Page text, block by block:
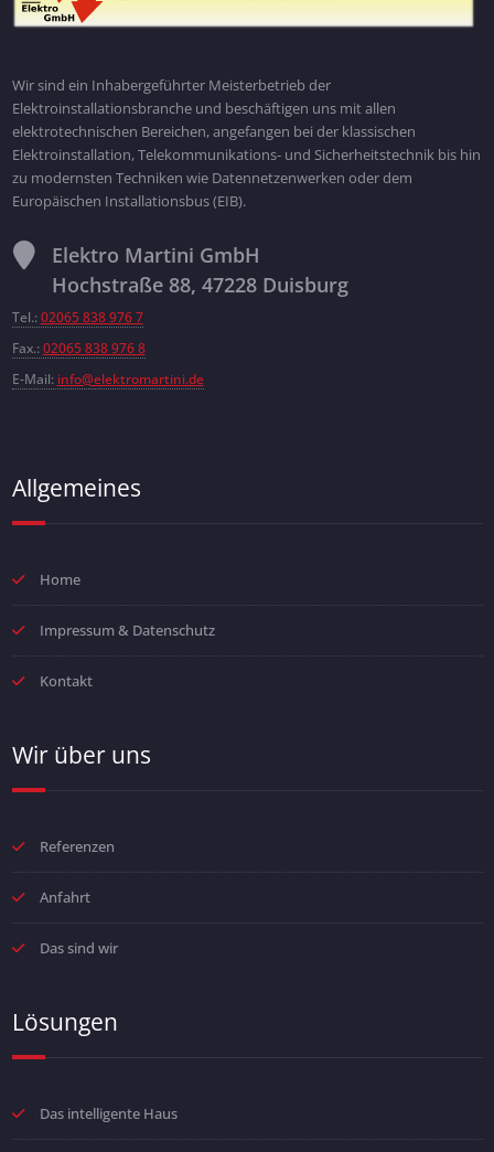
Wir sind ein Inhabergeführter Meisterbetrieb der
Elektroinstallationsbranche und beschäftigen uns mit allen
elektrotechnischen Bereichen, angefangen bei der klassischen
Elektroinstallation, Telekommunikations- und Sicherheitstechnik bis hin
zu modernsten Techniken wie Datennetzenwerken oder dem
Europäischen Installationsbus (EIB).
Elektro Martini GmbH
Hochstraße 88, 47228 Duisburg
Tel.: 02065 838 976 7
Fax.: 02065 838 976 8
E-Mail: info@elektromartini.de
Allgemeines
Home
Impressum & Datenschutz
Kontakt
Wir über uns
Referenzen
Anfahrt
Das sind wir
Lösungen
Das intelligente Haus